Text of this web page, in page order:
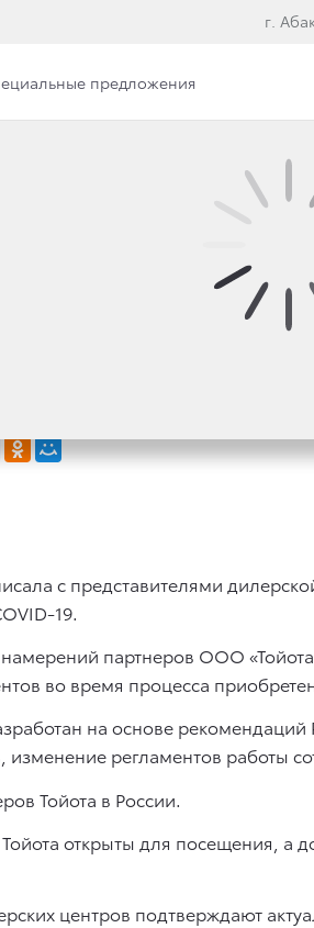
г.
предложения
И
с представителями
19.
намерений партнеров ООО
во время процесса
на основе
регламентов работы
Тойота в России.
открыты для посещения, а
центров подтверждают